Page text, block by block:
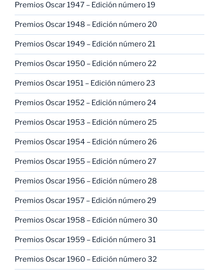
Premios Oscar 1947 – Edición número 19
Premios Oscar 1948 – Edición número 20
Premios Oscar 1949 – Edición número 21
Premios Oscar 1950 – Edición número 22
Premios Oscar 1951 – Edición número 23
Premios Oscar 1952 – Edición número 24
Premios Oscar 1953 – Edición número 25
Premios Oscar 1954 – Edición número 26
Premios Oscar 1955 – Edición número 27
Premios Oscar 1956 – Edición número 28
Premios Oscar 1957 – Edición número 29
Premios Oscar 1958 – Edición número 30
Premios Oscar 1959 – Edición número 31
Premios Oscar 1960 – Edición número 32